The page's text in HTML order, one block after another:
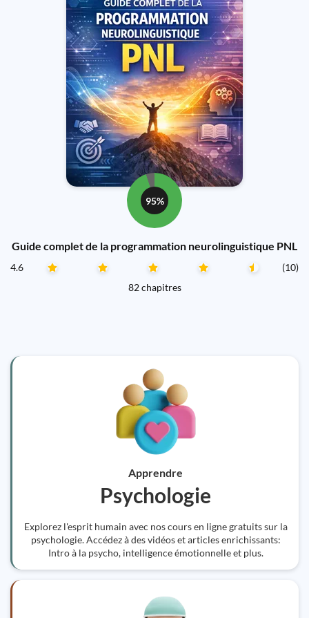
95%
Guide complet de la programmation neurolinguistique PNL
4.6
(10)
82 chapitres
Apprendre
Psychologie
Explorez l'esprit humain avec nos cours en ligne gratuits sur la
psychologie. Accédez à des vidéos et articles enrichissants:
Intro à la psycho, intelligence émotionnelle et plus.